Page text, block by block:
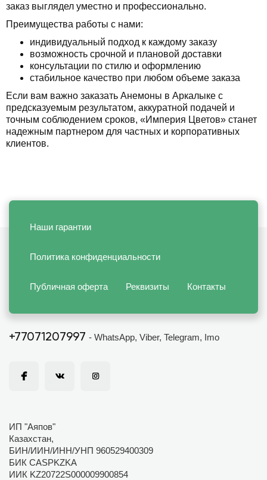
заказ выглядел уместно и профессионально.
Преимущества работы с нами:
индивидуальный подход к каждому заказу
возможность срочной и плановой доставки
консультации по стилю и оформлению
стабильное качество при любом объеме заказа
Если вам важно заказать Анемоны в Аркалыке с
предсказуемым результатом, аккуратной подачей и
точным соблюдением сроков, «Империя Цветов» станет
надежным партнером для частных и корпоративных
клиентов.
Наши гарантии
Политика конфиденциальности
Публичная оферта Реквизиты Контакты
+77071207997 - WhatsApp, Viber, Telegram, Imo
ИП "Аяпов"
Казахстан,
БИН/ИИН/ИНН/УНП 960529400309
БИК CASPKZKA
ИИК KZ20722S000009900854